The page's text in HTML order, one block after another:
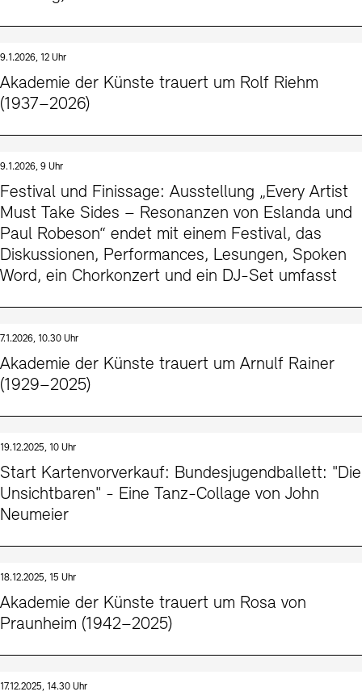
9.1.2026, 12 Uhr
Akademie der Künste trauert um Rolf Riehm
(1937–2026)
9.1.2026, 9 Uhr
Festival und Finissage: Ausstellung „Every Artist
Must Take Sides – Resonanzen von Eslanda und
Paul Robeson“ endet mit einem Festival, das
Diskussionen, Performances, Lesungen, Spoken
Word, ein Chorkonzert und ein DJ-Set umfasst
7.1.2026, 10.30 Uhr
Akademie der Künste trauert um Arnulf Rainer
(1929–2025)
19.12.2025, 10 Uhr
Start Kartenvorverkauf: Bundesjugendballett: "Die
Unsichtbaren" - Eine Tanz-Collage von John
Neumeier
18.12.2025, 15 Uhr
Akademie der Künste trauert um Rosa von
Praunheim (1942–2025)
17.12.2025, 14.30 Uhr